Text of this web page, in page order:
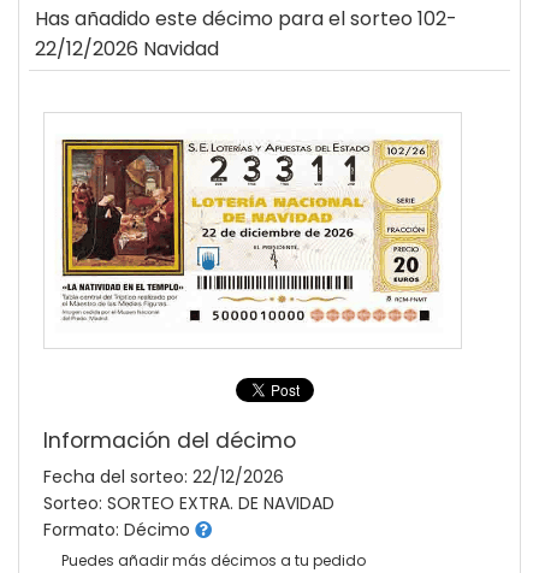
Has añadido este décimo para el sorteo 102-
22/12/2026 Navidad
Información del décimo
Fecha del sorteo: 22/12/2026
Sorteo: SORTEO EXTRA. DE NAVIDAD
Formato: Décimo
Puedes añadir más décimos a tu pedido